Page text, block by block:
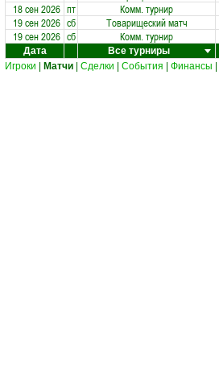
18 сен 2026 пт Комм. турнир
19 сен 2026 сб Товарищеский матч
19 сен 2026 сб Комм. турнир
Дата
Все турниры
Игроки
Матчи Сделки События Финансы